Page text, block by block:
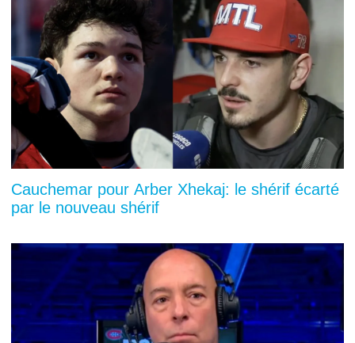
Cauchemar pour Arber Xhekaj: le shérif écarté
par le nouveau shérif